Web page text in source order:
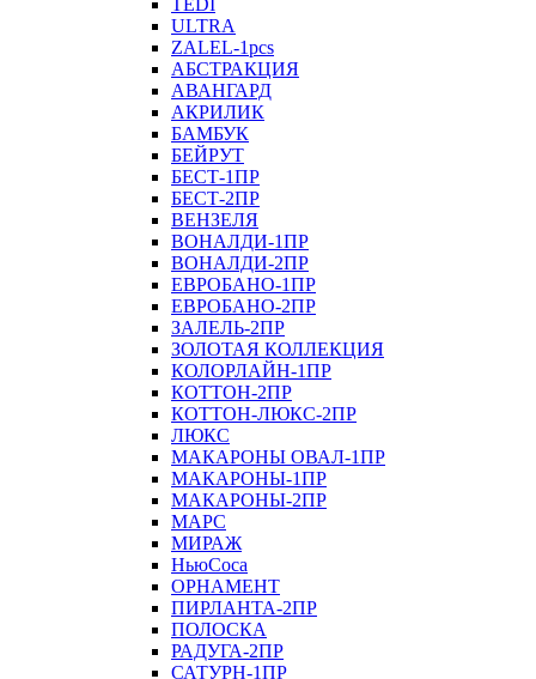
TEDI
ULTRA
ZALEL-1pcs
АБСТРАКЦИЯ
АВАНГАРД
АКРИЛИК
БАМБУК
БЕЙРУТ
БЕСТ-1ПР
БЕСТ-2ПР
ВЕНЗЕЛЯ
ВОНАЛДИ-1ПР
ВОНАЛДИ-2ПР
ЕВРОБАНО-1ПР
ЕВРОБАНО-2ПР
ЗАЛЕЛЬ-2ПР
ЗОЛОТАЯ КОЛЛЕКЦИЯ
КОЛОРЛАЙН-1ПР
КОТТОН-2ПР
КОТТОН-ЛЮКС-2ПР
ЛЮКС
МАКАРОНЫ ОВАЛ-1ПР
МАКАРОНЫ-1ПР
МАКАРОНЫ-2ПР
МАРС
МИРАЖ
НьюСоса
ОРНАМЕНТ
ПИРЛАНТА-2ПР
ПОЛОСКА
РАДУГА-2ПР
САТУРН-1ПР